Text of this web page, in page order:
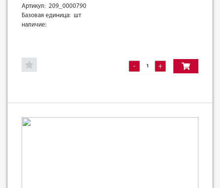
Артикул: 209_0000790
Базовая единица: шт
наличие:
- +